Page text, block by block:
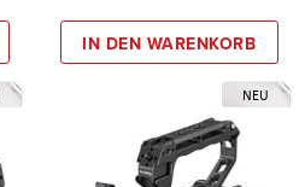
IN DEN WARENKORB
NEU